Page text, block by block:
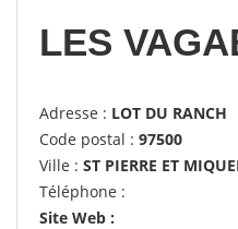
LES
Adresse : LOT DU RANCH
Code postal : 97500
Ville : ST PIERRE ET
Téléphone :
Site Web :